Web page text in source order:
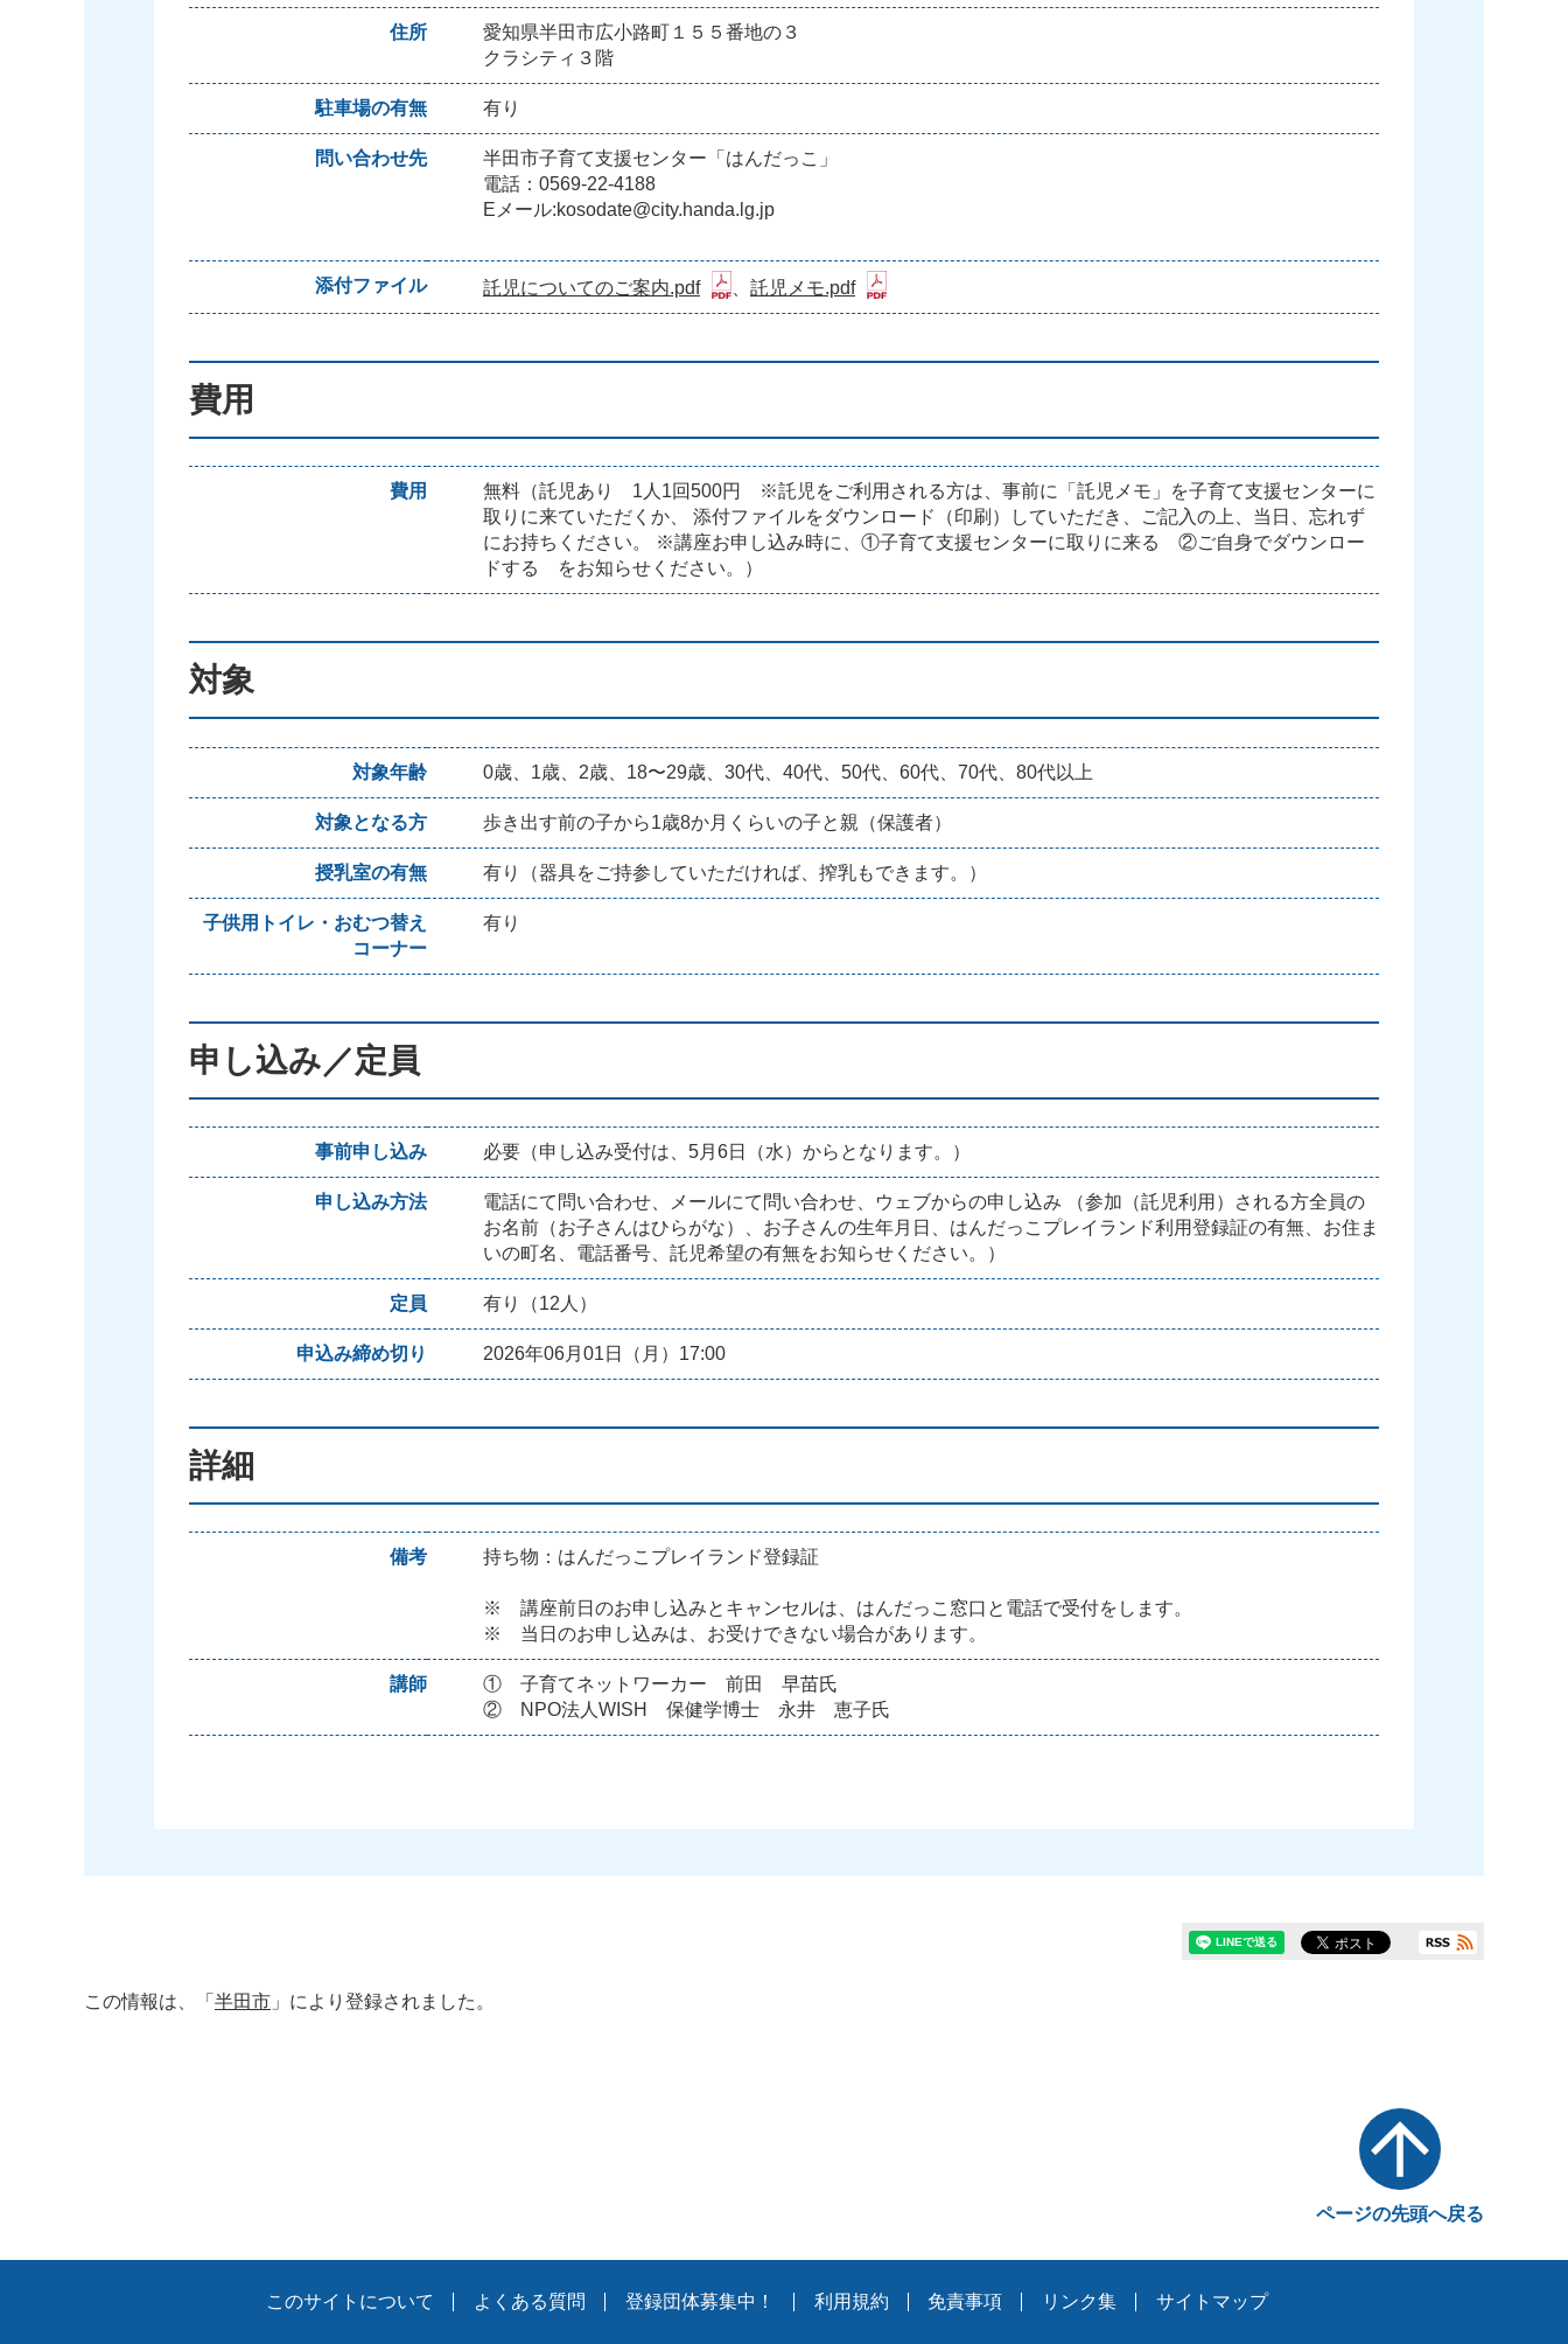
住所
愛知県半田市広小路町１５５番地の３
クラシティ３階
駐車場の有無 有り
問い合わせ先
半田市子育て支援センター「はんだっこ」
電話：0569-22-4188
Eメール:kosodate@city.handa.lg.jp
添付ファイル 託児についてのご案内.pdf 託児メモ.pdf
費用
費用
無料（託児あり 1人1回500円 ※託児をご利用される方は、事前に「託児メモ」を子育て支援センターに
取りに来ていただくか、 添付ファイルをダウンロード（印刷）していただき、ご記入の上、当日、忘れず
にお持ちください。 ※講座お申し込み時に、①子育て支援センターに取りに来る ②ご自身でダウンロー
ドする をお知らせください。）
対象
対象年齢 0歳、1歳、2歳、18〜29歳、30代、40代、50代、60代、70代、80代以上
対象となる方 歩き出す前の子から1歳8か月くらいの子と親（保護者）
授乳室の有無 有り（器具をご持参していただければ、搾乳もできます。）
子供用トイレ・おむつ替え
コーナー
有り
申し込み／定員
事前申し込み 必要（申し込み受付は、5月6日（水）からとなります。）
申し込み方法
電話にて問い合わせ、メールにて問い合わせ、ウェブからの申し込み （参加（託児利用）される方全員の
お名前（お子さんはひらがな）、お子さんの生年月日、はんだっこプレイランド利用登録証の有無、お住ま
いの町名、電話番号、託児希望の有無をお知らせください。）
定員 有り（12人）
申込み締め切り 2026年06月01日（月）17:00
詳細
備考 持ち物：はんだっこプレイランド登録証
※ 講座前日のお申し込みとキャンセルは、はんだっこ窓口と電話で受付をします。
※ 当日のお申し込みは、お受けできない場合があります。
講師
① 子育てネットワーカー 前田 早苗氏
② NPO法人WISH 保健学博士 永井 恵子氏
この情報は、「 半田市 」により登録されました。
ページの先頭へ戻る
このサイトについて よくある質問 登録団体募集中！ 利用規約 免責事項 リンク集 サイトマップ